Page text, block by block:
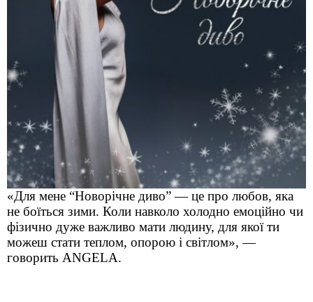
«Для мене “Новорічне диво” — це про любов, яка
не боїться зими. Коли навколо холодно емоційно чи
фізично дуже важливо мати людину, для якої ти
можеш стати теплом, опорою і світлом», —
говорить ANGELA.